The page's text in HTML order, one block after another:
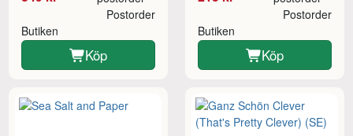
Butiken
Postorder
Köp
Butiken
Postorder
Köp